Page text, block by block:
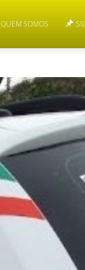
QUEM SOMOS